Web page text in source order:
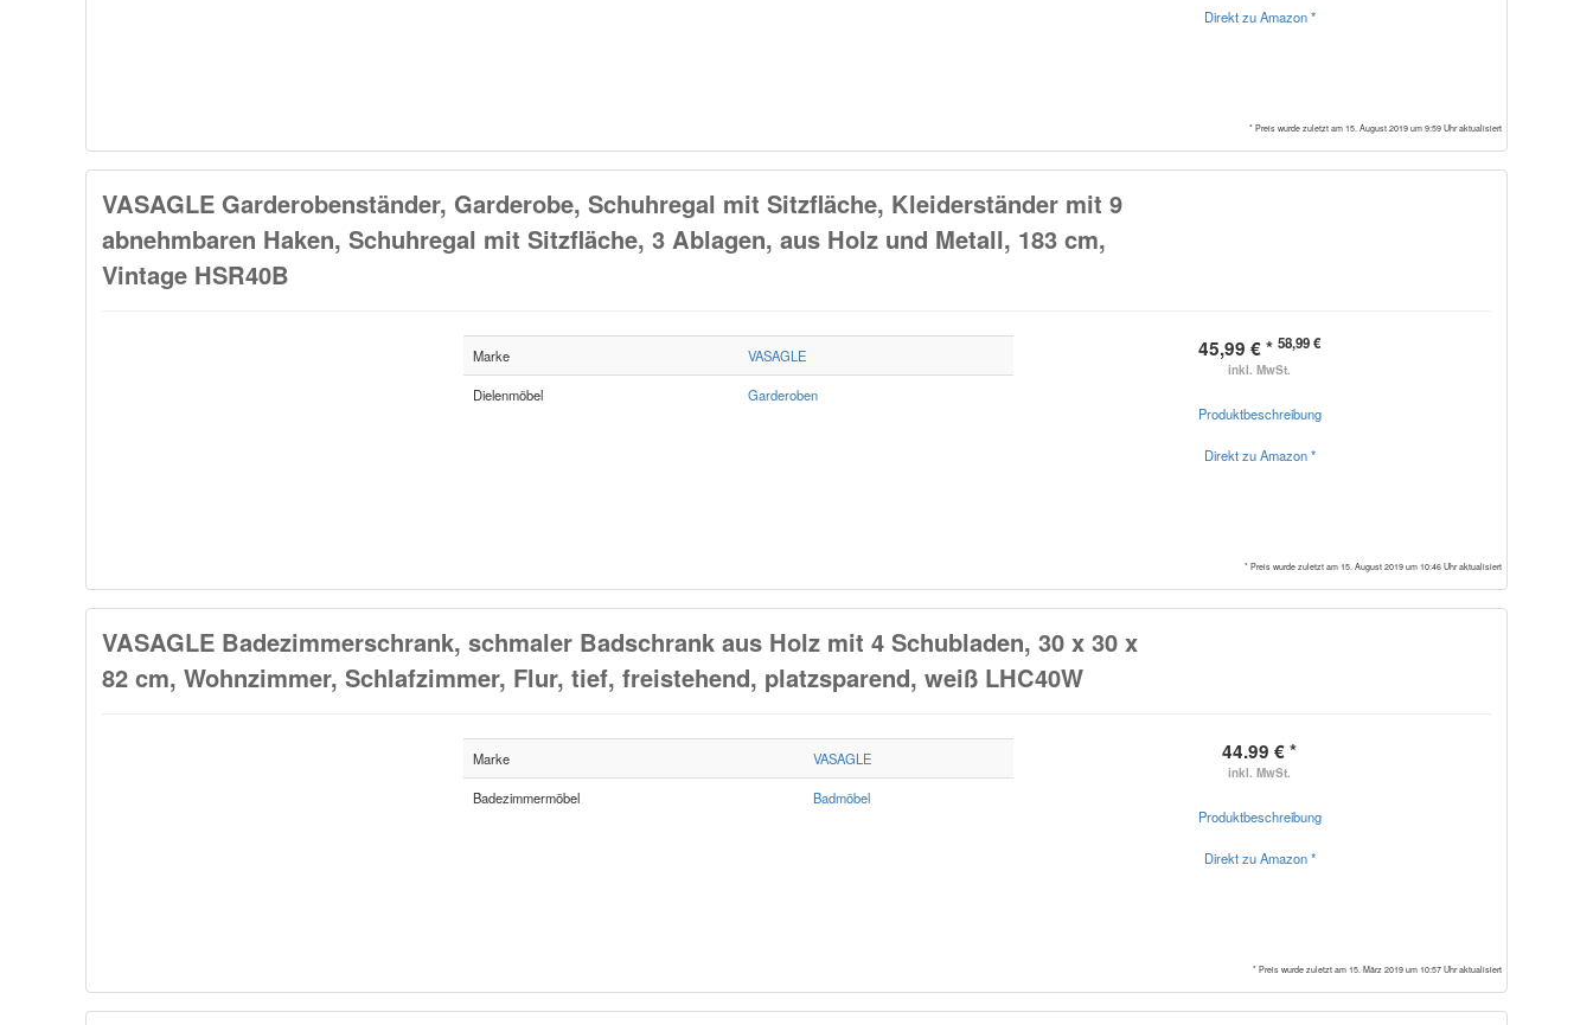
Direkt zu Amazon *
* Preis wurde zuletzt am 15. August 2019 um 9:59 Uhr aktualisiert
VASAGLE Garderobenständer, Garderobe, Schuhregal mit Sitzfläche, Kleiderständer mit 9
abnehmbaren Haken, Schuhregal mit Sitzfläche, 3 Ablagen, aus Holz und Metall, 183 cm,
Vintage HSR40B
Marke VASAGLE
Dielenmöbel Garderoben
45,99 € *58,99 €
inkl. MwSt.
Produktbeschreibung
Direkt zu Amazon *
* Preis wurde zuletzt am 15. August 2019 um 10:46 Uhr aktualisiert
VASAGLE Badezimmerschrank, schmaler Badschrank aus Holz mit 4 Schubladen, 30 x 30 x
82 cm, Wohnzimmer, Schlafzimmer, Flur, tief, freistehend, platzsparend, weiß LHC40W
Marke VASAGLE
Badezimmermöbel Badmöbel
44.99 € *
inkl. MwSt.
Produktbeschreibung
Direkt zu Amazon *
* Preis wurde zuletzt am 15. März 2019 um 10:57 Uhr aktualisiert